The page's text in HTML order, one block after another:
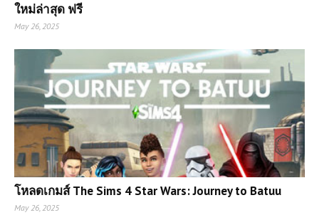
ใหม่ล่าสุด ฟรี
May 26, 2025
โหลดเกมส์ The Sims 4 Star Wars: Journey to Batuu
May 26, 2025